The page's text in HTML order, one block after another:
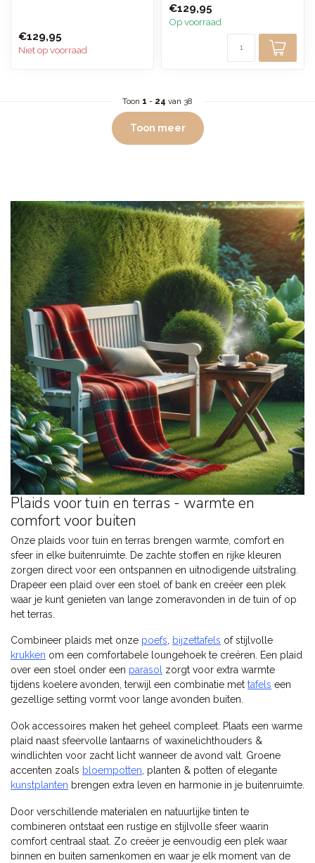
€129,95
Niet op voorraad
wafelstruc...
€129,95
Op voorraad
Toon 1 - 24 van 38
Toon meer
Plaids voor tuin en terras - warmte en
comfort voor buiten
Onze plaids voor tuin en terras brengen warmte, comfort en
sfeer in elke buitenruimte. De zachte stoffen en rijke kleuren
zorgen direct voor een ontspannen en uitnodigende uitstraling.
Drapeer een plaid over een stoel of bank en creëer een plek
waar je kunt genieten van lange zomeravonden in de tuin of op
het terras.
Combineer plaids met onze poefs, bijzettafels of stijlvolle
krukken om een comfortabele loungehoek te creëren. Een plaid
over een stoel onder een parasol zorgt voor extra warmte
tijdens koelere avonden, terwijl een combinatie met tafels een
gezellige setting vormt voor lange avonden buiten.
Ook accessoires maken het geheel compleet. Plaats een warme
plaid naast sfeervolle lantaarns of waxinelichthouders &
windlichten voor zacht licht wanneer de avond valt. Groene
accenten zoals bloempotten, planten & potten of elegante
kunstplanten brengen extra leven en harmonie in je buitenruimte.
Door verschillende materialen en natuurlijke tinten te
combineren ontstaat een rustige en stijlvolle sfeer waarin
comfort centraal staat. Zo creëer je eenvoudig een plek waar
binnen en buiten samenkomen en waar je elk moment van de